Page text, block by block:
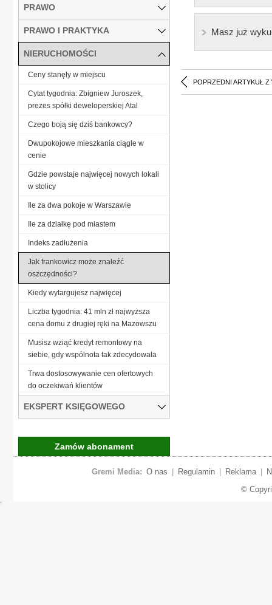
Masz już
POPRZEDNI ARTYKUŁ Z
PRAWO
PRAWO I PRAKTYKA
NIERUCHOMOŚCI
Ceny stanęły w miejscu
Cytat tygodnia: Zbigniew Juroszek,
prezes spółki deweloperskiej Atal
Czego boją się dziś bankowcy?
Dwupokojowe mieszkania ciągle w
cenie
Gdzie powstaje najwięcej nowych lokali
w stolicy
Ile za dwa pokoje w Warszawie
Ile za działkę pod miastem
Indeks zadłużenia
Jak frankowicz może znaleźć
oszczędności?
Kiedy wytargujesz najwięcej
Liczba tygodnia: 41 mln zł najwyższa
cena domu z drugiej ręki na Mazowszu
Musisz wziąć kredyt remontowy na
siebie, gdy wspólnota tak zdecydowała
Trwa dostosowywanie cen ofertowych
do oczekiwań klientów
EKSPERT KSIĘGOWEGO
Zamów abonament
Gremi Media: O nas Regulamin Reklama
©